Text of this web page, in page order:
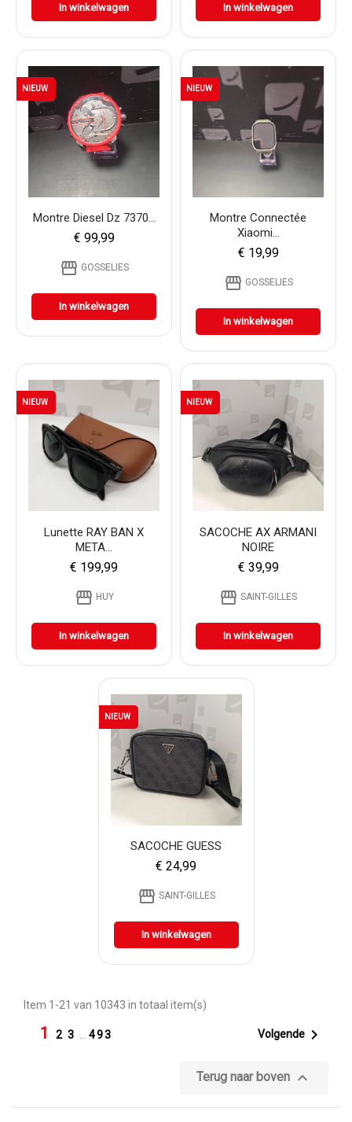
In winkelwagen In winkelwagen
Montre Diesel Dz 7370...
€ 99,99
storefront GOSSELIES
In winkelwagen
NIEUW
Montre Connectée
Xiaomi...
€ 19,99
storefront GOSSELIES
In winkelwagen
NIEUW
Lunette RAY BAN X
META...
€ 199,99
storefront HUY
In winkelwagen
NIEUW
SACOCHE AX ARMANI
NOIRE
€ 39,99
storefront SAINT-GILLES
In winkelwagen
NIEUW
SACOCHE GUESS
€ 24,99
storefront SAINT-GILLES
In winkelwagen
NIEUW
Item 1-21 van 10343 in totaal item(s)
1 2 3 493 Volgende 
Terug naar boven 